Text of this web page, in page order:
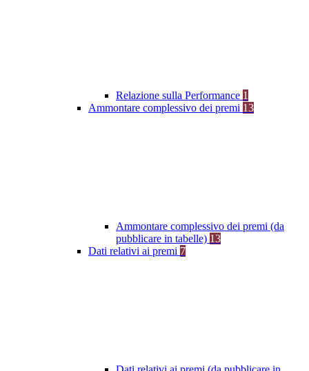
Relazione sulla Performance 1
Ammontare complessivo dei premi 13
Ammontare complessivo dei premi (da
pubblicare in tabelle) 13
Dati relativi ai premi 7